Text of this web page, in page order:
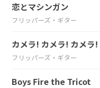
恋とマシンガン
フリッパーズ・ギター
カメラ! カメラ! カメラ!
フリッパーズ・ギター
Boys Fire the Tricot